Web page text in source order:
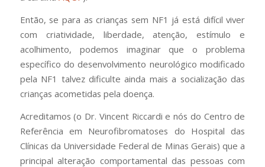
Então, se para as crianças sem NF1 já está difícil viver
com criatividade, liberdade, atenção, estímulo e
acolhimento, podemos imaginar que o problema
específico do desenvolvimento neurológico modificado
pela NF1 talvez dificulte ainda mais a socialização das
crianças acometidas pela doença.
Acreditamos (o Dr. Vincent Riccardi e nós do Centro de
Referência em Neurofibromatoses do Hospital das
Clínicas da Universidade Federal de Minas Gerais) que a
principal alteração comportamental das pessoas com